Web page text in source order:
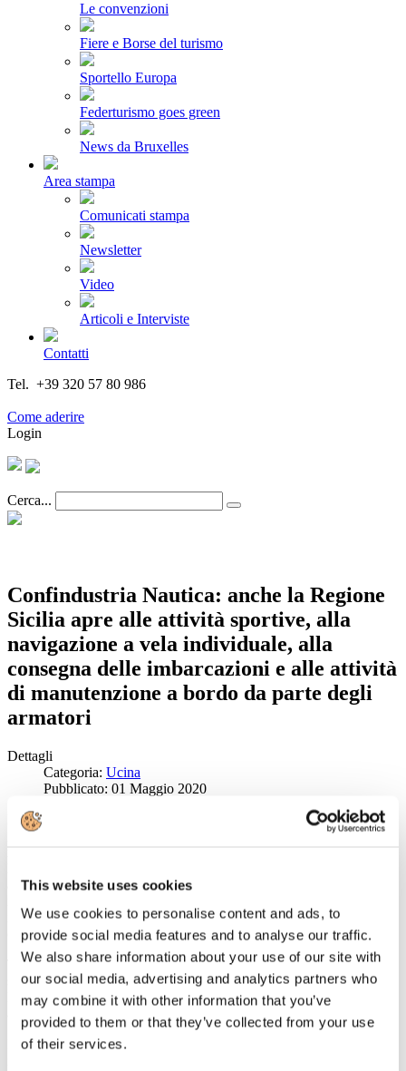
This website uses cookies
We use cookies to personalise content and ads, to
provide social media features and to analyse our traffic.
We also share information about your use of our site with
our social media, advertising and analytics partners who
may combine it with other information that you’ve
provided to them or that they’ve collected from your use
of their services.
Le convenzioni
Fiere e Borse del turismo
Sportello Europa
Federturismo goes green
News da Bruxelles
Area stampa
Comunicati stampa
Newsletter
Video
Articoli e Interviste
Contatti
Tel. +39 320 57 80 986
Come aderire
Login
Cerca...
Confindustria Nautica: anche la Regione
Sicilia apre alle attività sportive, alla
navigazione a vela individuale, alla
consegna delle imbarcazioni e alle attività
di manutenzione a bordo da parte degli
armatori
Dettagli
Categoria: Ucina
Pubblicato: 01 Maggio 2020
L’attività istituzionale di
nei confronti dei
governi regionali prosegue con successo: con
un’ordinanza emessa
anche, tra le altre alla disciplina della vela e la consegna delle
imbarcazioni da parte del proprietario o del marinaio con regolare
contratto di lavoro (articolo 9).
Tutte le attività devono essere effettuare nel rispetto delle norme di
sicurezza e di prevenzione previste nel DPCM del 26 aprile scorso.
L’ordinanza entra il vigore il 4 maggio prossimo e sarà in vigore fino
al 17 maggio.
Il Presidente di Confindustria Nautica